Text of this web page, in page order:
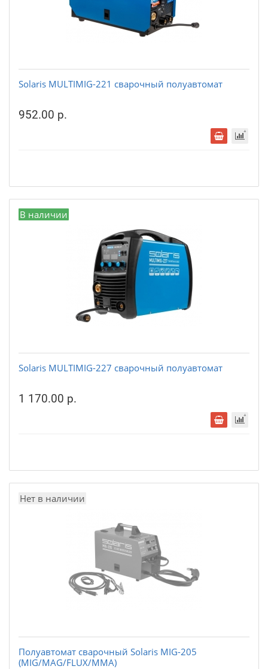
Solaris MULTIMIG-221 сварочный полуавтомат
952.00 р.
В наличии
Solaris MULTIMIG-227 сварочный полуавтомат
1 170.00 р.
Нет в наличии
Полуавтомат сварочный Solaris MIG-205
(MIG/MAG/FLUX/MMA)